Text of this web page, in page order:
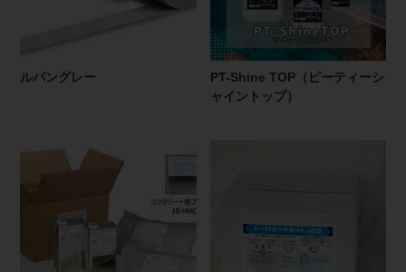
ルパングレー
PT-Shine TOP（ピーティーシ
ャイントップ）